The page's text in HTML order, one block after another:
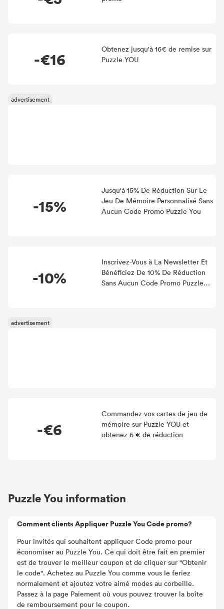
-€16
Obtenez jusqu'à 16€ de remise sur
Puzzle YOU
-15%
Jusqu'à 15% De Réduction Sur Le
Jeu De Mémoire Personnalisé Sans
Aucun Code Promo Puzzle You
-10%
Inscrivez-Vous à La Newsletter Et
Bénéficiez De 10% De Réduction
Sans Aucun Code Promo Puzzle
-€6
Commandez vos cartes de jeu de
mémoire sur Puzzle YOU et
obtenez 6 € de réduction
Puzzle You information
Comment clients Appliquer Puzzle You Code promo?
Pour invités qui souhaitent appliquer Code promo pour
économiser au Puzzle You. Ce qui doit être fait en premier
est de trouver le meilleur coupon et de cliquer sur "Obtenir
le code". Achetez au Puzzle You comme vous le feriez
normalement et ajoutez votre aimé modes au corbeille.
Passez à la page Paiement où vous pouvez trouver la boîte
de remboursement pour le coupon.